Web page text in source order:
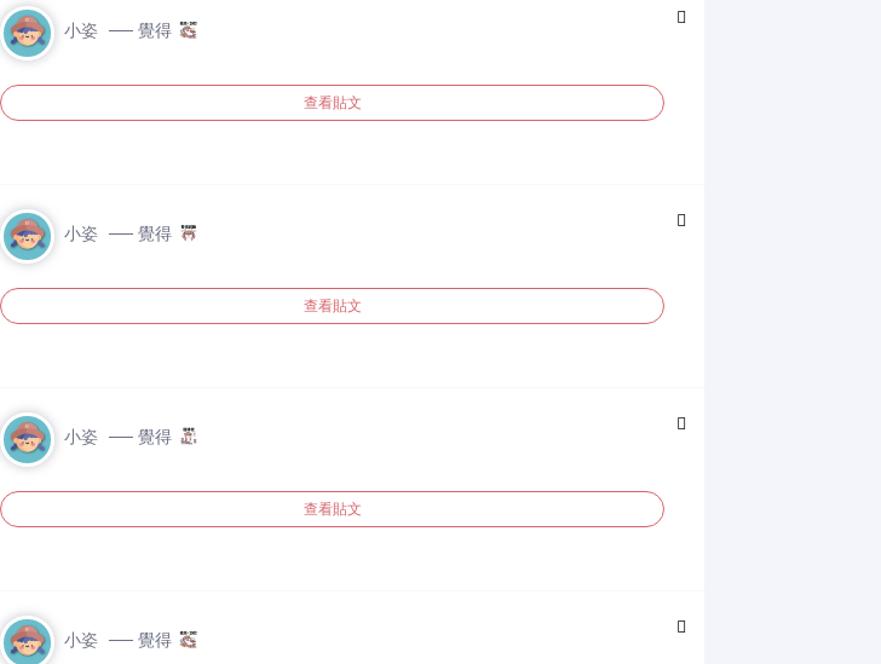
小姿 ── 覺得
查看貼文
小姿 ── 覺得
查看貼文
小姿 ── 覺得
查看貼文
小姿 ── 覺得